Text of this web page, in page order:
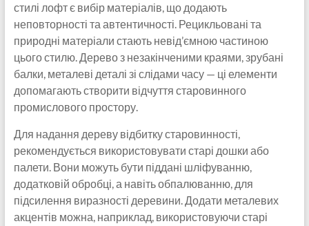
стилі лофт є вибір матеріалів, що додають
неповторності та автентичності. Рецикльовані та
природні матеріали стають невід’ємною частиною
цього стилю. Дерево з незакінченими краями, зрубані
балки, металеві деталі зі слідами часу — ці елементи
допомагають створити відчуття старовинного
промислового простору.
Для надання дереву відбитку старовинності,
рекомендується використовувати старі дошки або
палети. Вони можуть бути піддані шліфуванню,
додатковій обробці, а навіть обпалюванню, для
підсилення виразності деревини. Додати металевих
акцентів можна, наприклад, використовуючи старі